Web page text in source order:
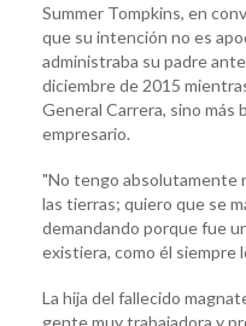
Summer Tompkins, en
que su intención no es
administraba su padre
diciembre de 2015
General Carrera, sino más
empresario.
"No tengo absolutamente
las tierras; quiero que se
demandando porque fue
existiera, como él siempre
La hija del fallecido
gente muy trabajadora y